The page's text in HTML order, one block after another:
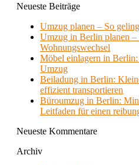
Neueste Beiträge
Umzug planen – So
Umzug in Berlin planen –
Wohnungswechsel
Möbel einlagern in
Umzug
Beiladung in Berlin:
effizient transportieren
Büroumzug in Berlin:
Leitfaden für einen
Neueste Kommentare
Archiv